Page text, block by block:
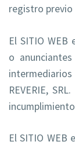
registro previo
El SITIO
o
REVERIE,
El SITIO WEB